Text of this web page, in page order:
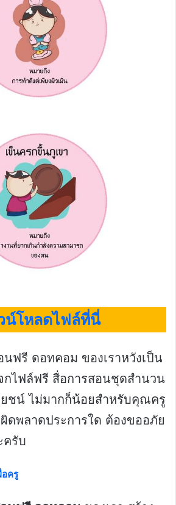
น์โหลดไฟล์ที่นี่
นฟรี ดอทคอม ของเราหวังเป็น
กไฟล์ฟรี สื่อการสอนชุดสำนวน
ยชน์ ไม่มากก็น้อยสำหรับคุณครู
ดพลาดประการใด ต้องขออภัย
รับ
อครู